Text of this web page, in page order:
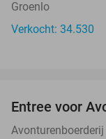
Groenlo
Verkocht: 34.530
Entree voor